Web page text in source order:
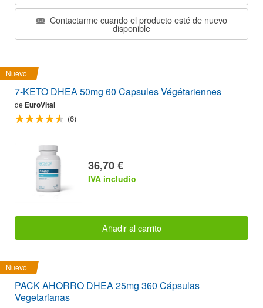
Contactarme cuando el producto esté de nuevo
disponible
Nuevo
7-KETO DHEA 50mg 60 Capsules Végétariennes
de EuroVital
(6)
36,70 €
IVA includio
Añadir al carrito
Nuevo
PACK AHORRO DHEA 25mg 360 Cápsulas
Vegetarianas